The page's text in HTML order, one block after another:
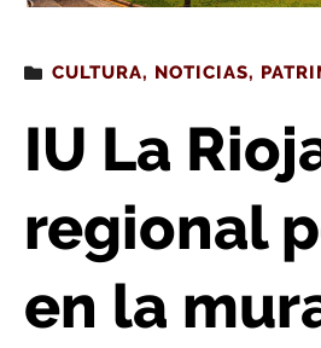
CULTURA, NOTICIAS,
IU La
regional
en la